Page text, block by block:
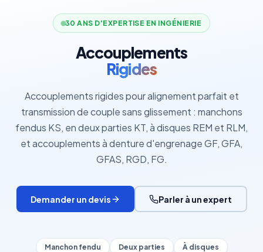
30 ANS D'EXPERTISE EN INGÉNIERIE
Accouplements
Rigides
Accouplements rigides pour alignement parfait et
transmission de couple sans glissement : manchons
fendus KS, en deux parties KT, à disques REM et RLM,
et accouplements à denture d'engrenage GF, GFA,
GFAS, RGD, FG.
Demander un devis Parler à un expert
Manchon fendu Deux parties À disques